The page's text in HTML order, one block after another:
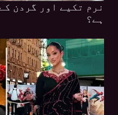
نرم تکیے اور گردن
ہے؟